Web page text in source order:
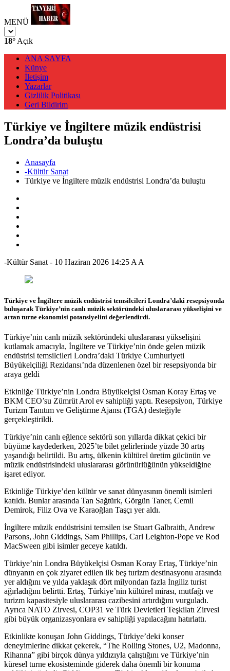
MENÜ
18° Açık
ANA SAYFA
Künye
İletişim
Yazarlar
Gizlilik Politikası
Geri Bildirim
Türkiye ve İngiltere müzik endüstrisi
Londra’da buluştu
Anasayfa
-Kültür Sanat
Türkiye ve İngiltere müzik endüstrisi Londra’da buluştu
-Kültür Sanat - 10 Haziran 2026 14:25 A A
Türkiye ve İngiltere müzik endüstrisi temsilcileri Londra’daki resepsiyonda
buluşarak Türkiye’nin canlı müzik sektöründeki uluslararası yükselişini ve
artan turne ekonomisi potansiyelini değerlendirdi.
Türkiye’nin canlı müzik sektöründeki uluslararası yükselişini
kutlamak amacıyla, İngiltere ve Türkiye’nin önde gelen müzik
endüstrisi temsilcileri Londra’daki Türkiye Cumhuriyeti
Büyükelçiliği Rezidansı’nda düzenlenen özel bir resepsiyonda bir
araya geldi
Etkinliğe Türkiye’nin Londra Büyükelçisi Osman Koray Ertaş ve
BKM CEO’su Zümrüt Arol ev sahipliği yaptı. Resepsiyon, Türkiye
Turizm Tanıtım ve Geliştirme Ajansı (TGA) desteğiyle
gerçekleştirildi.
Türkiye’nin canlı eğlence sektörü son yıllarda dikkat çekici bir
büyüme kaydederken, 2025’te bilet gelirlerinde yüzde 30 artış
yaşandığı belirtildi. Bu artış, ülkenin kültürel üretim gücünün ve
müzik endüstrisindeki uluslararası görünürlüğünün yükseldiğine
işaret ediyor.
Etkinliğe Türkiye’den kültür ve sanat dünyasının önemli isimleri
katıldı. Bunlar arasında Tan Sağtürk, Görgün Taner, Cemil
Demirok, Filiz Ova ve Karaoğlan Taşçı yer aldı.
İngiltere müzik endüstrisini temsilen ise Stuart Galbraith, Andrew
Parsons, John Giddings, Sam Phillips, Carl Leighton-Pope ve Rod
MacSween gibi isimler geceye katıldı.
Türkiye’nin Londra Büyükelçisi Osman Koray Ertaş, Türkiye’nin
dünyanın en çok ziyaret edilen ilk beş turizm destinasyonu arasında
yer aldığını ve yılda yaklaşık dört milyondan fazla İngiliz turist
ağırladığını belirtti. Ertaş, Türkiye’nin kültürel mirası, mutfağı ve
turizm kapasitesiyle uluslararası cazibesini artırdığını vurguladı.
Ayrıca NATO Zirvesi, COP31 ve Türk Devletleri Teşkilatı Zirvesi
gibi büyük organizasyonlara ev sahipliği yapılacağını hatırlattı.
Etkinlikte konuşan John Giddings, Türkiye’deki konser
deneyimlerine dikkat çekerek, “The Rolling Stones, U2, Madonna,
Rihanna” gibi birçok dünya yıldızıyla çalıştığını ve Türkiye’nin
küresel turne ekosisteminde giderek daha önemli bir konuma